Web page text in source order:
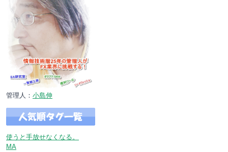
管理人： 小島伸
使うと手放せなくなる。
MA